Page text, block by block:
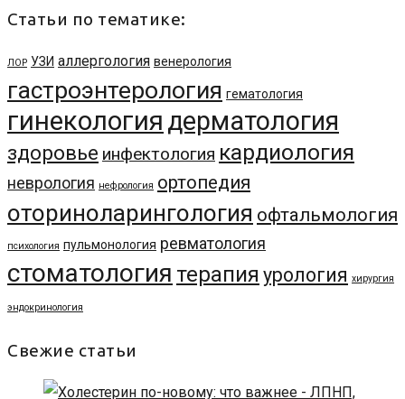
Статьи по тематике:
ЛОР УЗИ аллергология венерология
гастроэнтерология гематология
гинекология дерматология
здоровье инфектология кардиология
неврология нефрология ортопедия
оториноларингология офтальмология
психология пульмонология ревматология
стоматология терапия урология хирургия
эндокринология
Свежие статьи